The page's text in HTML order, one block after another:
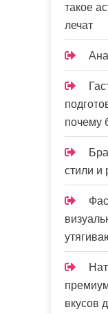
такое
лечат
почему
стили и
вкусов